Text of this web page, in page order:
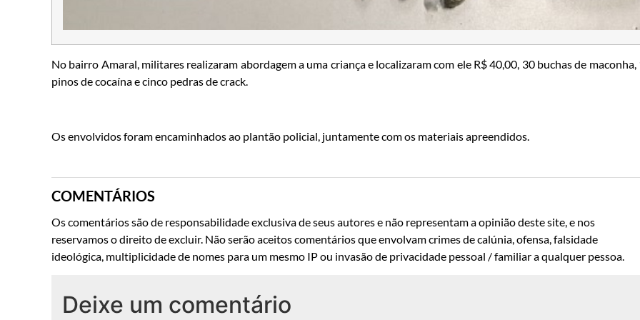
No bairro Amaral, militares realizaram abordagem a uma criança e localizaram com ele R$ 40,00, 30 buchas de maconha,
pinos de cocaína e cinco pedras de crack.
Os envolvidos foram encaminhados ao plantão policial, juntamente com os materiais apreendidos.
COMENTÁRIOS
Os comentários são de responsabilidade exclusiva de seus autores e não representam a opinião deste site, e nos
reservamos o direito de excluir. Não serão aceitos comentários que envolvam crimes de calúnia, ofensa, falsidade
ideológica, multiplicidade de nomes para um mesmo IP ou invasão de privacidade pessoal / familiar a qualquer pessoa.
Deixe um comentário